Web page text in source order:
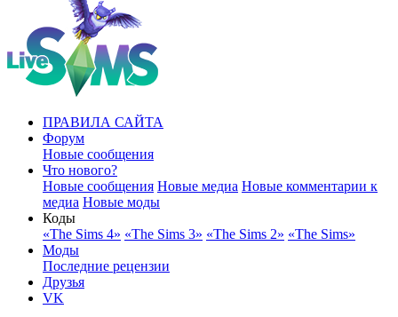
ПРАВИЛА САЙТА
Форум
Новые сообщения
Что нового?
Новые сообщения Новые медиа Новые комментарии к
медиа Новые моды
Коды
«The Sims 4» «The Sims 3» «The Sims 2» «The Sims»
Моды
Последние рецензии
Друзья
VK